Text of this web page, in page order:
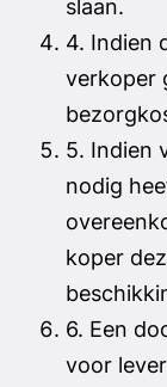
slaan.
4. Indien
verkoper
5. Indien
nodig
koper
6. Een
voor